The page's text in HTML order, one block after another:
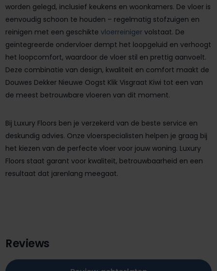
worden gelegd, inclusief keukens en woonkamers. De vloer is
eenvoudig schoon te houden – regelmatig stofzuigen en
reinigen met een geschikte vloerreiniger volstaat. De
geïntegreerde ondervloer dempt het loopgeluid en verhoogt
het loopcomfort, waardoor de vloer stil en prettig aanvoelt.
Deze combinatie van design, kwaliteit en comfort maakt de
Douwes Dekker Nieuwe Oogst Klik Visgraat Kiwi tot een van
de meest betrouwbare vloeren van dit moment.
Bij Luxury Floors ben je verzekerd van de beste service en
deskundig advies. Onze vloerspecialisten helpen je graag bij
het kiezen van de perfecte vloer voor jouw woning. Luxury
Floors staat garant voor kwaliteit, betrouwbaarheid en een
resultaat dat jarenlang meegaat.
Reviews